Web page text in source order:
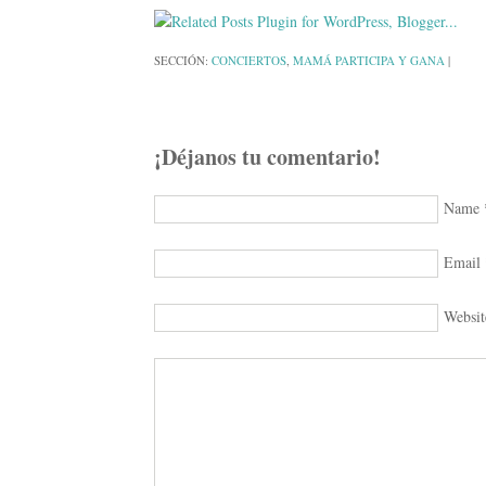
SECCIÓN: CONCIERTOS, MAMÁ PARTICIPA Y GANA |
¡Déjanos tu comentario!
Name
Email